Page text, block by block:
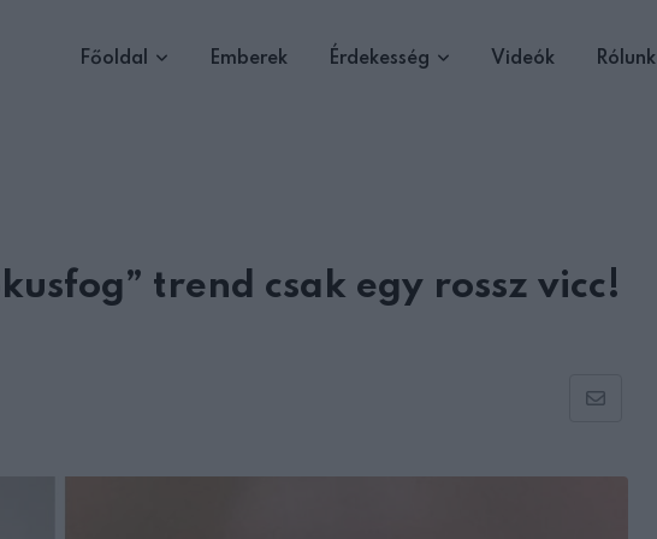
Főoldal Emberek Érdekesség Videók Rólunk
trend csak egy rossz vicc!
Share
Email